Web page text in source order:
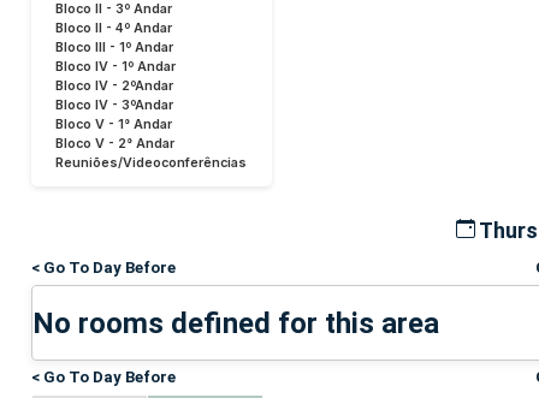
Bloco II - 3º Andar
Bloco II - 4º Andar
Bloco III - 1º Andar
Bloco IV - 1º Andar
Bloco IV - 2ºAndar
Bloco IV - 3ºAndar
Bloco V - 1° Andar
Bloco V - 2° Andar
Reuniões/Videoconferências
< Go To Day Before
No rooms defined for this area
< Go To Day Before